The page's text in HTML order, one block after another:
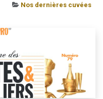
Nos dernières cuvées